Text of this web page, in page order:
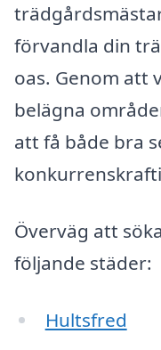
förvandla din
oas. Genom att
belägna
att få både bra
Överväg att
följande städer:
Hultsfred